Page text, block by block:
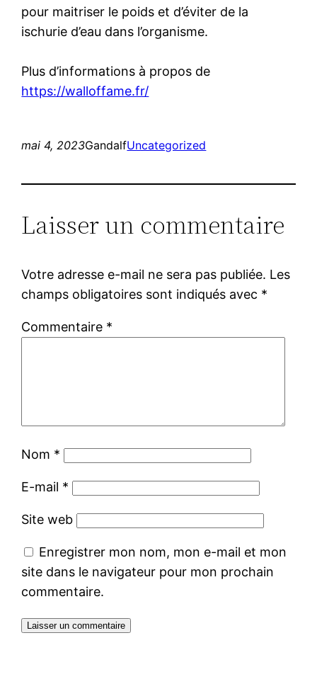
pour maitriser le poids et d’éviter de la
ischurie d’eau dans l’organisme.
Plus d’informations à propos de
https://walloffame.fr/
mai 4, 2023GandalfUncategorized
Laisser un commentaire
Votre adresse e-mail ne sera pas publiée. Les
champs obligatoires sont indiqués avec *
Commentaire *
Nom *
E-mail *
Site web
Enregistrer mon nom, mon e-mail et mon
site dans le navigateur pour mon prochain
commentaire.